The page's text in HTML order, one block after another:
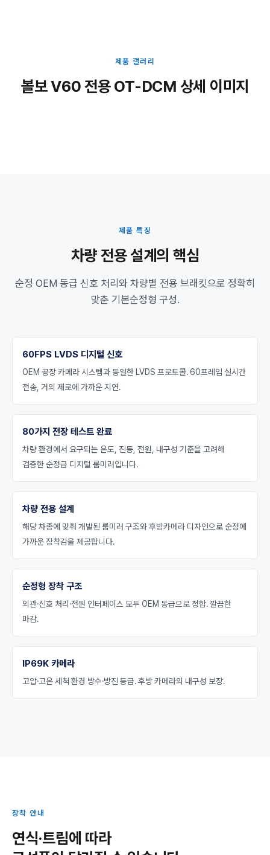
제품 갤러리
볼보 V60 전용 OT-DCM 상세 이미지
제품 특징
차량 전용 설계의 핵심
순정 OEM 동급 신호 처리와 차량별 전용 브래킷으로 정확히
맞춘 기본순정형 구성.
60FPS LVDS 디지털 신호
OEM 공장 카메라 시스템과 동일한 LVDS 프로토콜. 60프레임 실시간
전송, 거의 제로에 가까운 지연.
80가지 전장 테스트 완료
차량 환경에서 요구되는 온도, 진동, 전원, 내구성 기준을 고려해
검증한 순정급 디지털 룸미러입니다.
차량 전용 설계
해당 차종에 맞춰 개발된 룸미러 구조와 후방카메라 디자인으로 순정에
가까운 장착감을 제공합니다.
순정형 장착 구조
외관·신호 처리·전원 인터페이스 모두 OEM 동급으로 정합. 깔끔한
마감.
IP69K 카메라
고압·고온 세척 환경 방수·방진 등급. 후방 카메라의 내구성 보장.
장착 안내
연식·트림에 따라